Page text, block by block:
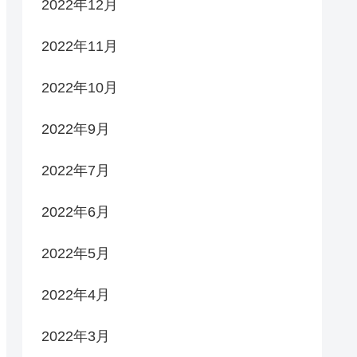
2022年12月
2022年11月
2022年10月
2022年9月
2022年7月
2022年6月
2022年5月
2022年4月
2022年3月